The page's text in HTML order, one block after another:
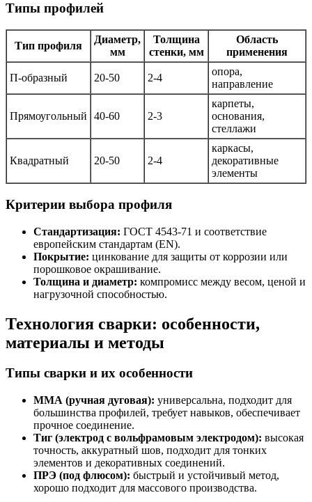
Типы профилей
Тип профиля
Диаметр,
мм
Толщина
стенки, мм
Область
применения
П-образный 20-50 2-4
опора,
направление
Прямоугольный 40-60 2-3
карпеты,
основания,
стеллажи
Квадратный 20-50 2-4
каркасы,
декоративные
элементы
Критерии выбора профиля
Стандартизация: ГОСТ 4543-71 и соответствие
европейским стандартам (EN).
Покрытие: цинкование для защиты от коррозии или
порошковое окрашивание.
Толщина и диаметр: компромисс между весом, ценой и
нагрузочной способностью.
Технология сварки: особенности,
материалы и методы
Типы сварки и их особенности
ММА (ручная дуговая): универсальна, подходит для
большинства профилей, требует навыков, обеспечивает
прочное соединение.
Тиг (электрод с вольфрамовым электродом): высокая
точность, аккуратный шов, подходит для тонких
элементов и декоративных соединений.
ПРЭ (под флюсом): быстрый и устойчивый метод,
хорошо подходит для массового производства.